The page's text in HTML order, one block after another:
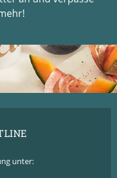
unter: